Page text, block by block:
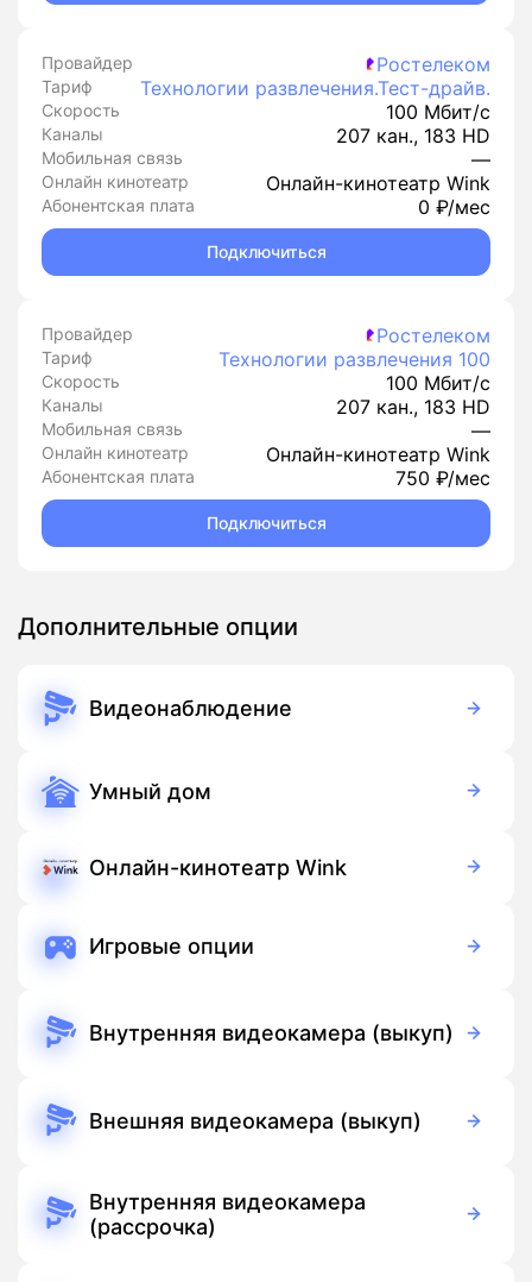
Провайдер Ростелеком
Тариф Технологии развлечения.Тест-драйв.
Скорость 100 Мбит/с
Каналы 207 кан., 183 HD
Мобильная связь —
Онлайн кинотеатр Онлайн-кинотеатр Wink
Абонентская плата 0 ₽/мес
Подключиться
Провайдер Ростелеком
Тариф Технологии развлечения 100
Скорость 100 Мбит/с
Каналы 207 кан., 183 HD
Мобильная связь —
Онлайн кинотеатр Онлайн-кинотеатр Wink
Абонентская плата 750 ₽/мес
Подключиться
Дополнительные опции
Видеонаблюдение
Подписка
Умный дом
Подписка 900 руб./мес
Онлайн-кинотеатр Wink
Подписка
Игровые опции
Внутренняя видеокамера (выкуп)
Подписка
Внешняя видеокамера (выкуп)
ПодпискаВнутренняя видеокамера
(рассрочка)